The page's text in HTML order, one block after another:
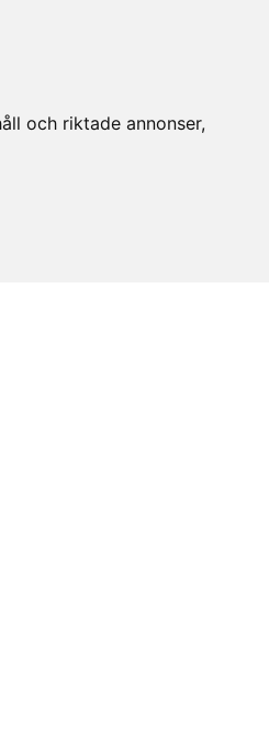
och riktade annonser,